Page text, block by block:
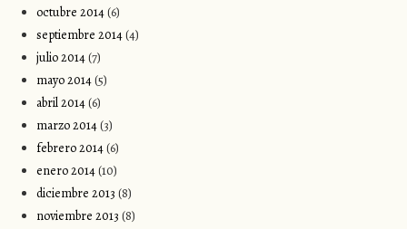
octubre 2014(6)
septiembre 2014(4)
julio 2014(7)
mayo 2014(5)
abril 2014(6)
marzo 2014(3)
febrero 2014(6)
enero 2014(10)
diciembre 2013 (8)
noviembre 2013 (8)